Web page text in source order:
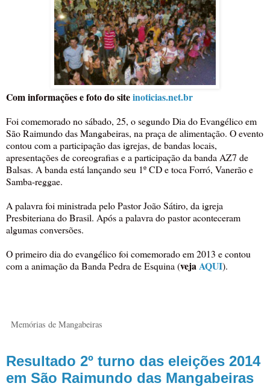
Com informações e foto do siteinoticias.net.br
Foi comemorado no sábado, 25, o segundo Dia do Evangélico em
São Raimundo das Mangabeiras, na praça de alimentação. O evento
contou com a participação das igrejas, de bandas locais,
apresentações de coreografias e a participação da banda AZ7 de
Balsas. A banda está lançando seu 1º CD e toca Forró, Vanerão e
Samba-reggae.
A palavra foi ministrada pelo Pastor João Sátiro, da igreja
Presbiteriana do Brasil. Após a palavra do pastor aconteceram
algumas conversões.
O primeiro dia do evangélico foi comemorado em 2013 e contou
com a animação da Banda Pedra de Esquina (veja AQUI).
Memórias de Mangabeiras
Resultado 2º turno das eleições 2014
em São Raimundo das Mangabeiras